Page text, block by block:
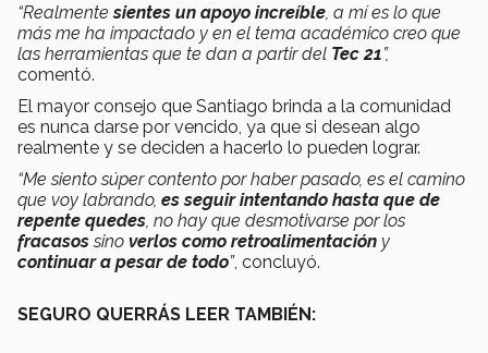
“Realmentesientes un apoyo increíble, a mí es lo que
más me ha impactado y en el tema académico creo que
las herramientas que te dan a partir del Tec 21”,
comentó.
El mayor consejo que Santiago brinda a la comunidad
es nunca darse por vencido, ya que si desean algo
realmente y se deciden a hacerlo lo pueden lograr.
“Me siento súper contento por haber pasado, es el camino
que voy labrando, es seguir intentando hasta que de
repente quedes, no hay que desmotivarse por los
fracasossino verlos como retroalimentación y
continuar a pesar de todo”, concluyó.
SEGURO QUERRÁS LEER TAMBIÉN: